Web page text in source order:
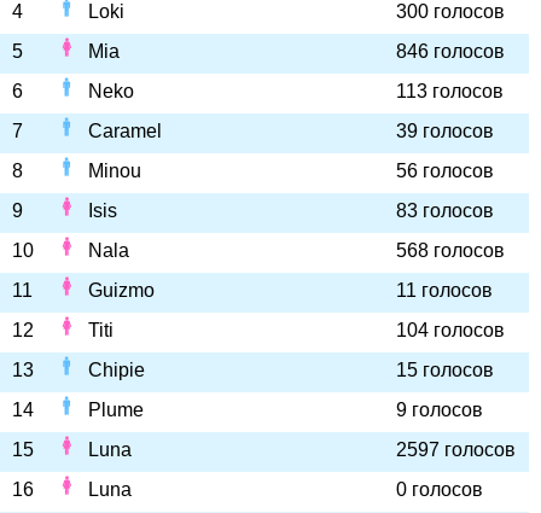
4
Loki
300 голосов
5
Mia
846 голосов
6
Neko
113 голосов
7
Caramel
39 голосов
8
Minou
56 голосов
9
Isis
83 голосов
10
Nala
568 голосов
11
Guizmo
11 голосов
12
Titi
104 голосов
13
Chipie
15 голосов
14
Plume
9 голосов
15
Luna
2597 голосов
16
Luna
0 голосов